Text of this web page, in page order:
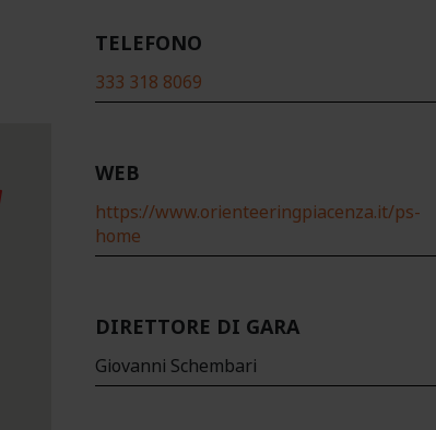
TELEFONO
333 318 8069
WEB
https://www.orienteeringpiacenza.it/ps-
home
DIRETTORE DI GARA
Giovanni Schembari